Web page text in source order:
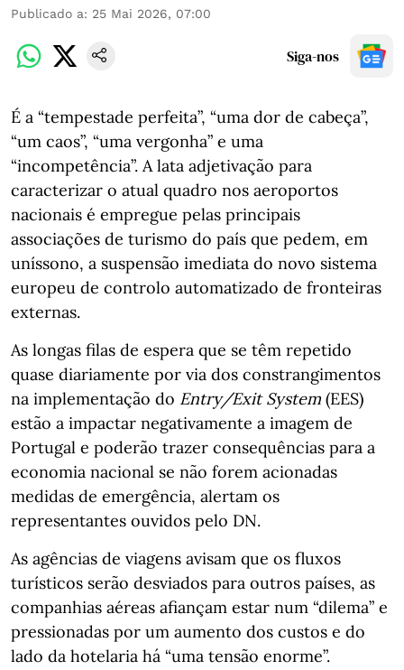
Publicado a: 25 Mai 2026, 07:00
Siga-nos
É a “tempestade perfeita”, “uma dor de cabeça”,
“um caos”, “uma vergonha” e uma
“incompetência”. A lata adjetivação para
caracterizar o atual quadro nos aeroportos
nacionais é empregue pelas principais
associações de turismo do país que pedem, em
uníssono, a suspensão imediata do novo sistema
europeu de controlo automatizado de fronteiras
externas.
As longas filas de espera que se têm repetido
quase diariamente por via dos constrangimentos
na implementação do Entry/Exit System (EES)
estão a impactar negativamente a imagem de
Portugal e poderão trazer consequências para a
economia nacional se não forem acionadas
medidas de emergência, alertam os
representantes ouvidos pelo DN.
As agências de viagens avisam que os fluxos
turísticos serão desviados para outros países, as
companhias aéreas afiançam estar num “dilema” e
pressionadas por um aumento dos custos e do
lado da hotelaria há “uma tensão enorme”.